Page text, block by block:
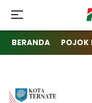
BERANDA POJOK